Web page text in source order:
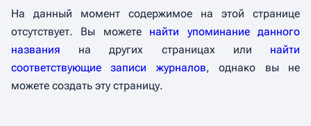
На данный момент содержимое на этой странице
отсутствует. Вы можете найти упоминание данного
названия на других страницах или найти
соответствующие записи журналов, однако вы не
можете создать эту страницу.